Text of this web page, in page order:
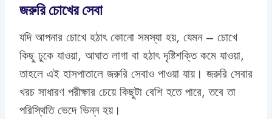
জরুরি চোখের সেবা
যদি আপনার চোখে হঠাৎ কোনো সমস্যা হয়, যেমন – চোখে
কিছু ঢুকে যাওয়া, আঘাত লাগা বা হঠাৎ দৃষ্টিশক্তি কমে যাওয়া,
তাহলে এই হাসপাতালে জরুরি সেবাও পাওয়া যায়। জরুরি সেবার
খরচ সাধারণ পরীক্ষার চেয়ে কিছুটা বেশি হতে পারে, তবে তা
পরিস্থিতি ভেদে ভিন্ন হয়।